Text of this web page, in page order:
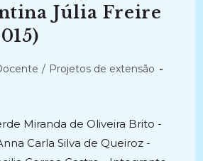
Júlia Freire
/ Projetos de extensão
Miranda de Oliveira Brito -
Carla Silva de Queiroz -